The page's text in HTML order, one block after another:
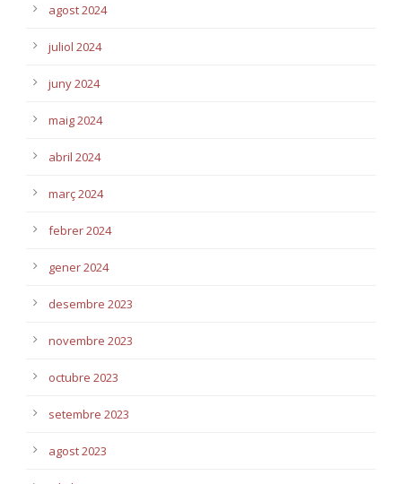
agost 2024
juliol 2024
juny 2024
maig 2024
abril 2024
març 2024
febrer 2024
gener 2024
desembre 2023
novembre 2023
octubre 2023
setembre 2023
agost 2023